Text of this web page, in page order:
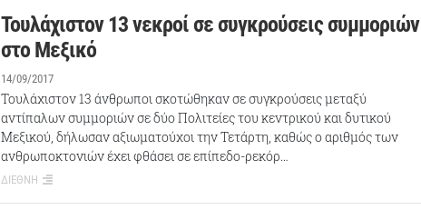
Τουλάχιστον 13 νεκροί σε συγκρούσεις συμμοριών
στο Μεξικό
14/09/2017
Τουλάχιστον 13 άνθρωποι σκοτώθηκαν σε συγκρούσεις μεταξύ
αντίπαλων συμμοριών σε δύο Πολιτείες του κεντρικού και δυτικού
Μεξικού, δήλωσαν αξιωματούχοι την Τετάρτη, καθώς ο αριθμός των
ανθρωποκτονιών έχει φθάσει σε επίπεδο-ρεκόρ…
ΔΙΕΘΝΗ